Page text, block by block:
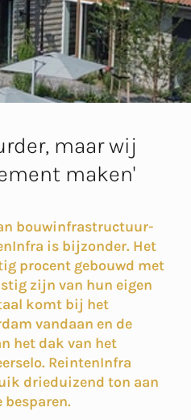
maar wij
maken'
bouwinfrastructuur-
is bijzonder. Het
procent gebouwd met
zijn van hun eigen
komt bij het
vandaan en de
het dak van het
ReintenInfra
drieduizend ton aan
besparen.